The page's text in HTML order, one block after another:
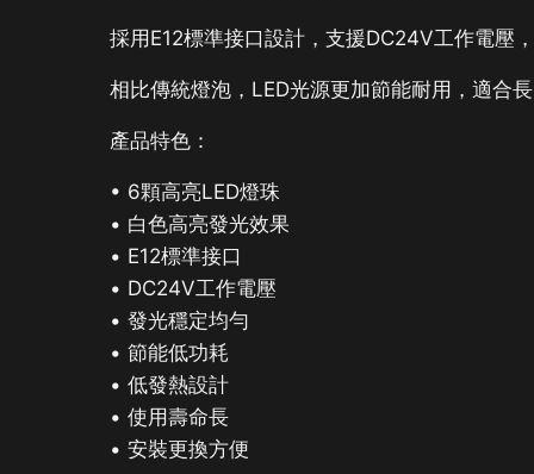
採用E12標準接口設計，支援DC24V工作電壓
相比傳統燈泡，LED光源更加節能耐用，適合
產品特色：
• 6顆高亮LED燈珠
• 白色高亮發光效果
• E12標準接口
• DC24V工作電壓
• 發光穩定均勻
• 節能低功耗
• 低發熱設計
• 使用壽命長
• 安裝更換方便